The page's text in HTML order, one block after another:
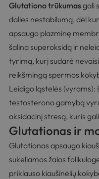
Glutationo trūkumasgali
dalies nestabilumą, dėl
apsaugo plazminę
šalina superoksidą ir
tyrimą, kurį sudarė
reikšmingą spermos
Leidigo ląstelės (vyrams):
testosterono gamybą
oksidacinį stresą, kuris
Glutationas ir
Glutationas apsaugo
sukeliamos žalos
priklauso kiaušinėlių